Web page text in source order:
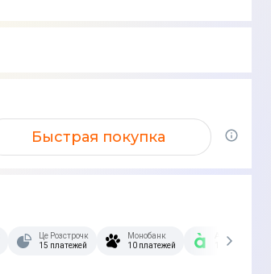
Быстрая покупка
Це Розстрочка
15 платежей
Монобанк
10 платежей
А-Банк
10 платежей